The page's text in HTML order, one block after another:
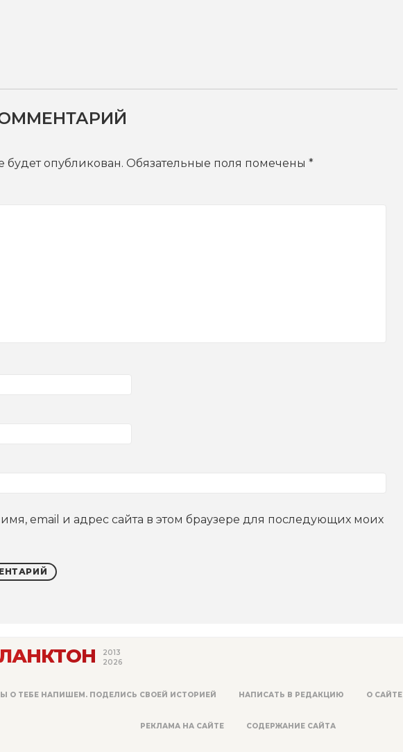
будет опубликован. Обязательные поля помечены *
email и адрес сайта в этом браузере для последующих моих
2013
2026
О ТЕБЕ НАПИШЕМ. ПОДЕЛИСЬ СВОЕЙ ИСТОРИЕЙ НАПИСАТЬ В РЕДАКЦИЮ О САЙТЕ
РЕКЛАМА НА САЙТЕ СОДЕРЖАНИЕ САЙТА